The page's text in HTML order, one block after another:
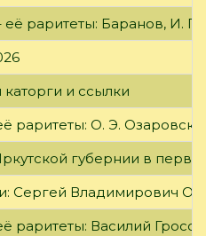
её раритеты: Баранов, И.
и ссылки
раритеты: О. Э.
губернии в
Сергей Владимирович
раритеты: Василий